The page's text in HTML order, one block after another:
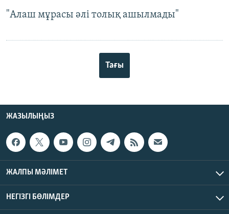
"Алаш мұрасы әлі толық ашылмады"
Тағы
ЖАЗЫЛЫҢЫЗ
ЖАЛПЫ МӘЛІМЕТ
НЕГІЗГІ БӨЛІМДЕР